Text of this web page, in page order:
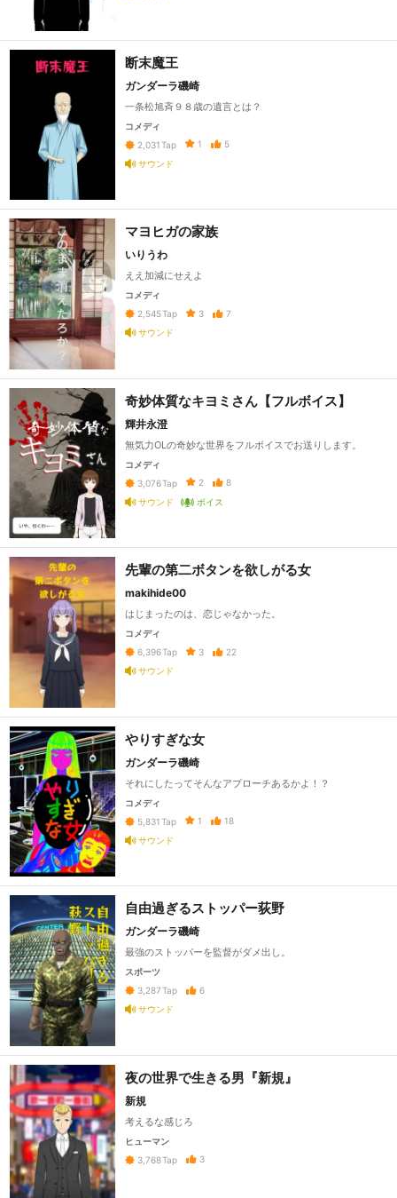
断末魔王
ガンダーラ磯崎
一条松旭斉９８歳の遺言とは？
コメディ
2,031 Tap 1
5
サウンド
マヨヒガの家族
いりうわ
ええ加減にせえよ
コメディ
2,545Tap 3
7
サウンド
奇妙体質なキヨミさん【フルボイス】
輝井永澄
無気力OLの奇妙な世界をフルボイスでお送りします。
コメディ
3,076Tap 2
8
サウンド
ボイス
先輩の第二ボタンを欲しがる女
makihide00
はじまったのは、恋じゃなかった。
コメディ
6,396Tap 3
22
サウンド
やりすぎな女
ガンダーラ磯崎
それにしたってそんなアプローチあるかよ！？
コメディ
5,831 Tap 1
18
サウンド
自由過ぎるストッパー荻野
ガンダーラ磯崎
最強のストッパーを監督がダメ出し。
スポーツ
3,287 Tap
6
サウンド
夜の世界で生きる男『新規』
新規
考えるな感じろ
ヒューマン
3,768Tap 3